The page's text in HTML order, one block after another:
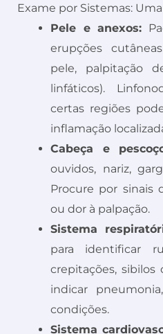
Exame por Sistemas:
Pele e anexos:
erupções
pele, palpitação
linfáticos).
certas regiões
inflamação
Cabeça e
ouvidos, nariz,
Procure por sinais
ou dor à palpação.
Sistema
para identificar
crepitações,
indicar
condições.
Sistema